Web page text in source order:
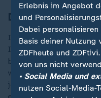
Das sollte bei
Ist das Ziel eher eine
Investition, sei es laut
börsengehandelte,
wählen. Die können Sie
jedes andere Wertpapier
Erlebnis im Angebot
und
Dabei
Basis deiner Nutzung
ZDFheute und
von uns nicht
• Social Media und
nutzen Social-Media-